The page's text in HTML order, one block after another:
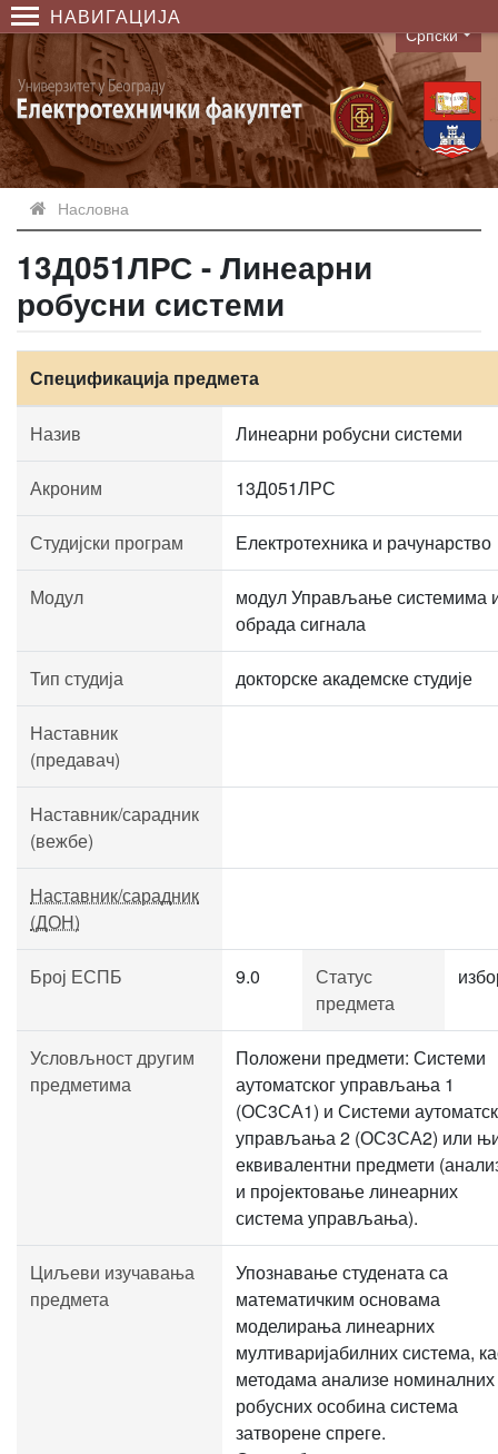
НАВИГАЦИЈА
Language
Српски
Насловна
13Д051ЛРС - Линеарни
робусни системи
Спецификација предмета
Назив Линеарни робусни системи
Акроним 13Д051ЛРС
Студијски програм Електротехника и рачунарство
Модул
модул Управљање системима
обрада сигнала
Тип студија докторске академске студије
Наставник
(предавач)
Наставник/сарадник
(вежбе)
Наставник/сарадник
(ДОН)
Број ЕСПБ 9.0
Статус
предмета
Условљност другим
предметима
Положени предмети: Системи
аутоматског управљања 1
(ОС3СА1) и Системи
управљања 2 (ОС3СА2) или
еквивалентни предмети
и пројектовање линеарних
система управљања).
Циљеви изучавања
предмета
Упознавање студената са
математичким основама
моделирања линеарних
мултиваријабилних система,
методама анализе
робусних особина система
затворене спреге.